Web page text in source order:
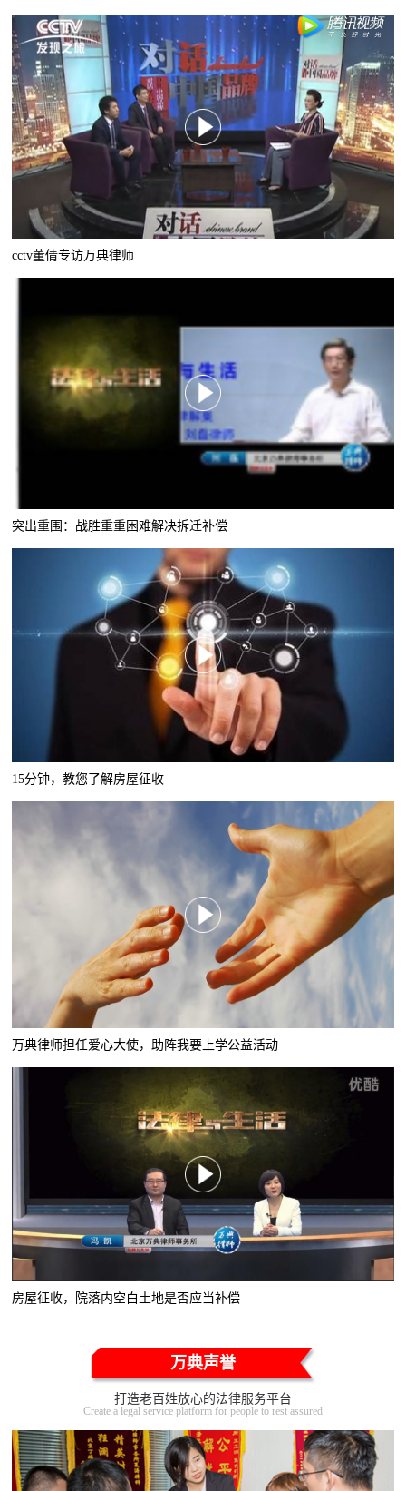
cctv董倩专访万典律师
突出重围：战胜重重困难解决拆迁补偿
15分钟，教您了解房屋征收
万典律师担任爱心大使，助阵我要上学公益活动
房屋征收，院落内空白土地是否应当补偿
万典声誉
打造老百姓放心的法律服务平台
Create a legal service platform for people to rest assured